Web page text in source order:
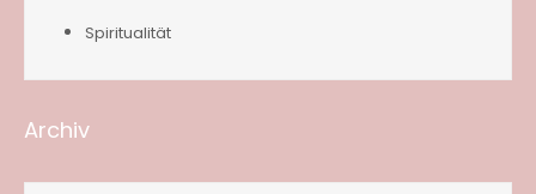
Spiritualität
Archiv